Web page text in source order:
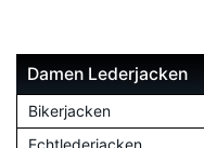
Damen Lederjacken
Bikerjacken